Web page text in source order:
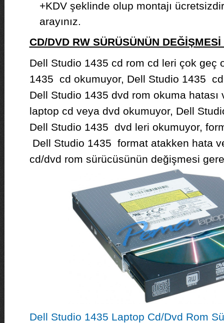
+KDV şeklinde olup montajı
arayınız.
CD/DVD RW SÜRÜSÜNÜN
Dell Studio 1435 cd rom cd leri çok geç
1435 cd okumuyor, Dell Studio 1435 cd
Dell Studio 1435 dvd rom okuma
laptop cd veya dvd okumuyor, Dell
Dell Studio 1435 dvd leri okumuyor,
Dell Studio 1435 format atakken hata
cd/dvd rom sürücüsünün değişmesi
Dell Studio 1435 Laptop Cd/Dvd Rom